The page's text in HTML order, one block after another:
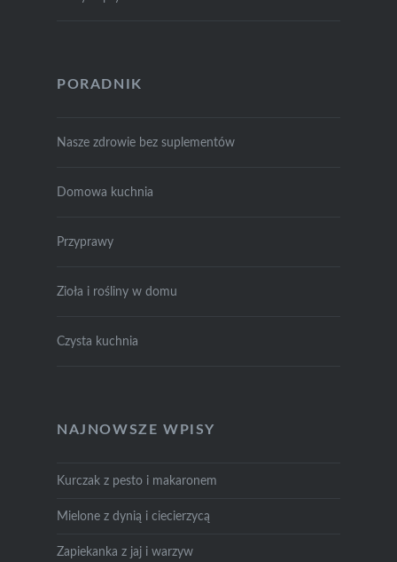
PORADNIK
Nasze zdrowie bez suplementów
Domowa kuchnia
Przyprawy
Zioła i rośliny w domu
Czysta kuchnia
NAJNOWSZE WPISY
Kurczak z pesto i makaronem
Mielone z dynią i ciecierzycą
Zapiekanka z jaj i warzyw